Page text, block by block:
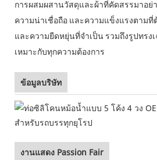
การผสมผสานวัสดุและผ้าที่คัดสรรมาอย่
ความน่าเชื่อถือ และความแข็งแรงตามที่
และความยืดหยุ่นที่จำเป็น รวมถึงรูปทรง
เหมาะกับทุกความต้องการ
ข้อมูลบริษัท
งานแสดง Passion Fair